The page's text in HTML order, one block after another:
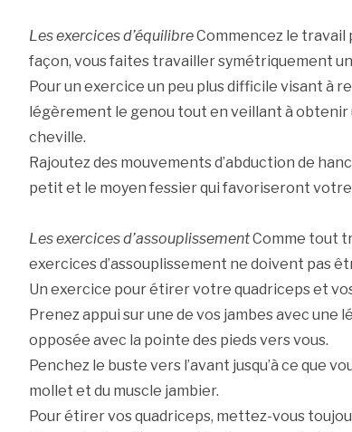
Les exercices d’équilibreCommencez le travail
façon, vous faites travailler symétriquement
Pour un exercice un peu plus difficile visant à
légèrement le genou tout en veillant à obtenir
cheville.
Rajoutez des mouvements d’abduction de
petit et le moyen fessier qui favoriseront votre
Les exercices d’assouplissementComme tout
exercices d’assouplissement ne doivent pas
Un exercice pour étirer votre quadriceps et
Prenez appui sur une de vos jambes avec une
opposée avec la pointe des pieds vers vous.
Penchez le buste vers l’avant jusqu’à ce que
mollet et du muscle jambier.
Pour étirer vos quadriceps, mettez-vous